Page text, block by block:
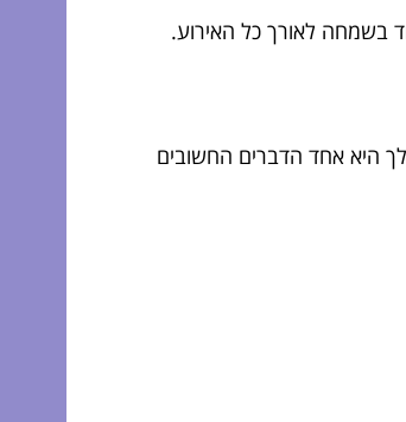
בשמחה לאורך כל האירוע.
היא אחד הדברים החשובים